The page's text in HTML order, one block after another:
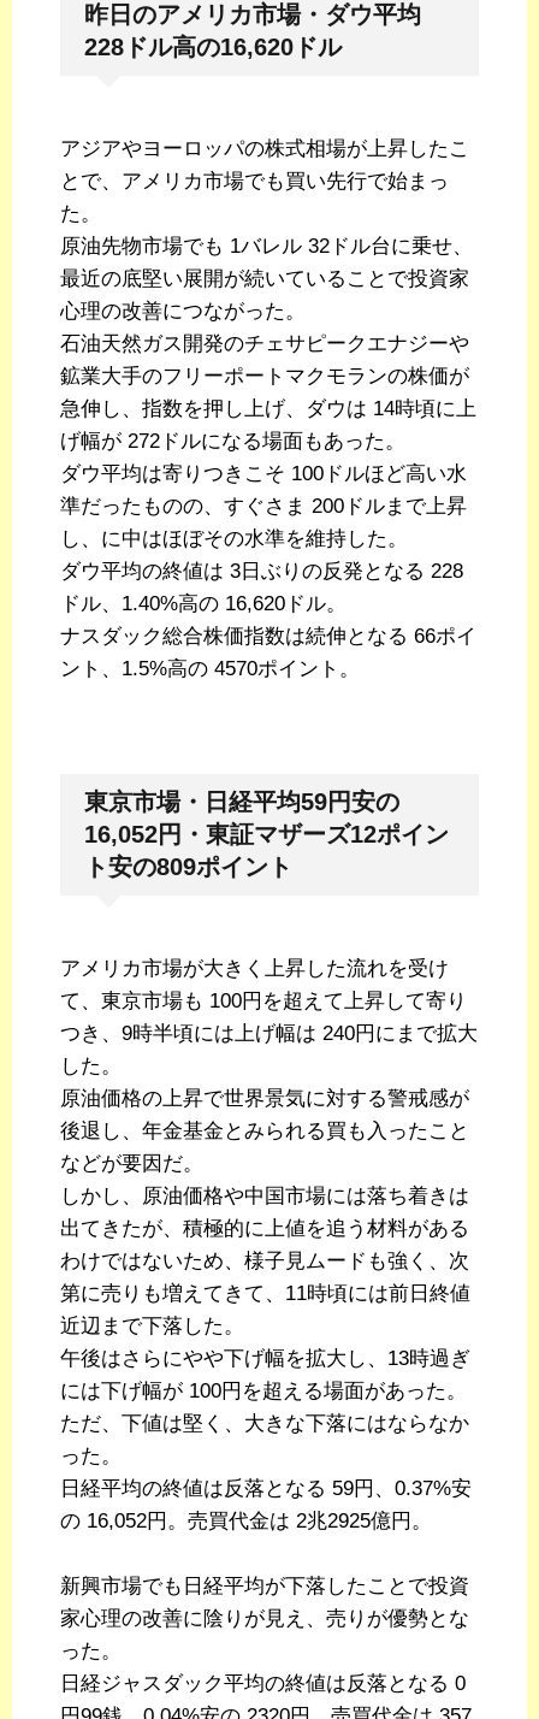
昨日のアメリカ市場・ダウ平均
228ドル高の16,620ドル
アジアやヨーロッパの株式相場が上昇したこ
とで、アメリカ市場でも買い先行で始まっ
た。
原油先物市場でも 1バレル 32ドル台に乗せ、
最近の底堅い展開が続いていることで投資家
心理の改善につながった。
石油天然ガス開発のチェサピークエナジーや
鉱業大手のフリーポートマクモランの株価が
急伸し、指数を押し上げ、ダウは 14時頃に上
げ幅が 272ドルになる場面もあった。
ダウ平均は寄りつきこそ 100ドルほど高い水
準だったものの、すぐさま 200ドルまで上昇
し、に中はほぼその水準を維持した。
ダウ平均の終値は 3日ぶりの反発となる 228
ドル、1.40%高の 16,620ドル。
ナスダック総合株価指数は続伸となる 66ポイ
ント、1.5%高の 4570ポイント。
東京市場・日経平均59円安の
16,052円・東証マザーズ12ポイン
ト安の809ポイント
アメリカ市場が大きく上昇した流れを受け
て、東京市場も 100円を超えて上昇して寄り
つき、9時半頃には上げ幅は 240円にまで拡大
した。
原油価格の上昇で世界景気に対する警戒感が
後退し、年金基金とみられる買も入ったこと
などが要因だ。
しかし、原油価格や中国市場には落ち着きは
出てきたが、積極的に上値を追う材料がある
わけではないため、様子見ムードも強く、次
第に売りも増えてきて、11時頃には前日終値
近辺まで下落した。
午後はさらにやや下げ幅を拡大し、13時過ぎ
には下げ幅が 100円を超える場面があった。
ただ、下値は堅く、大きな下落にはならなか
った。
日経平均の終値は反落となる 59円、0.37%安
の 16,052円。売買代金は 2兆2925億円。
新興市場でも日経平均が下落したことで投資
家心理の改善に陰りが見え、売りが優勢とな
った。
日経ジャスダック平均の終値は反落となる 0